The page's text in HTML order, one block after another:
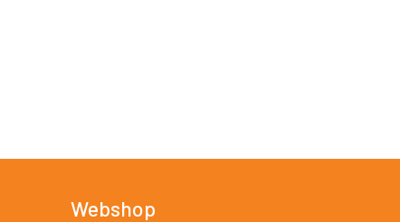
Webshop